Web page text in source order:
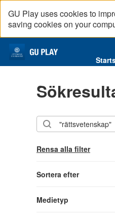
GU Play uses cookies to
saving cookies on your
Serier
Rensa alla filter
Sortera efter
Medietyp